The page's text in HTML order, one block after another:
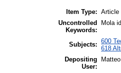
Item Type: Article
Uncontrolled
Keywords:
Mola
Subjects: 600
618
Depositing
User: